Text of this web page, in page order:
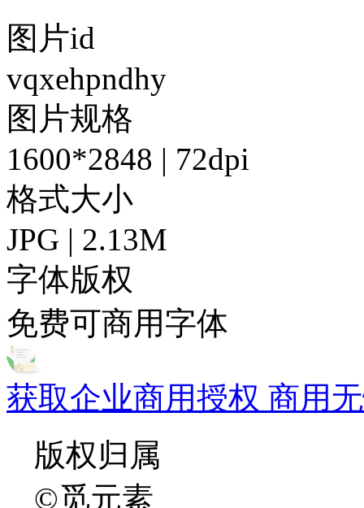
图片id
vqxehpndhy
图片规格
1600*2848 | 72dpi
格式大小
JPG | 2.13M
字体版权
免费可商用字体
获取企业商用授权 商用
版权归属
©觅元素